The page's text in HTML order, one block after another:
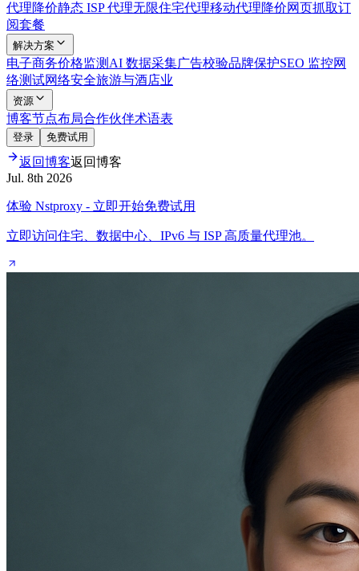
代理降价静态 ISP 代理无限住宅代理移动代理降价网页抓取订
阅套餐
解决方案
电子商务价格监测 AI 数据采集广告校验品牌保护SEO 监控网
络测试网络安全旅游与酒店业
资源
博客节点布局合作伙伴术语表
登录 免费试用
返回博客返回博客
Jul. 8th 2026
体验 Nstproxy - 立即开始免费试用
立即访问住宅、数据中心、IPv6 与 ISP 高质量代理池。